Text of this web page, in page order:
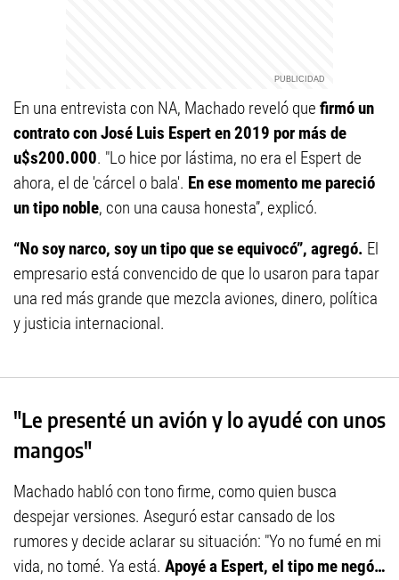
En una entrevista con NA, Machado reveló que firmó un
contrato con José Luis Espert en 2019 por más de
u$s200.000. "Lo hice por lástima, no era el Espert de
ahora, el de 'cárcel o bala'. En ese momento me pareció
un tipo noble, con una causa honesta”, explicó.
“No soy narco, soy un tipo que se equivocó”, agregó. El
empresario está convencido de que lo usaron para tapar
una red más grande que mezcla aviones, dinero, política
y justicia internacional.
"Le presenté un avión y lo ayudé con unos
mangos"
Machado habló con tono firme, como quien busca
despejar versiones. Aseguró estar cansado de los
rumores y decide aclarar su situación: "Yo no fumé en mi
vida, no tomé. Ya está. Apoyé a Espert, el tipo me negó…